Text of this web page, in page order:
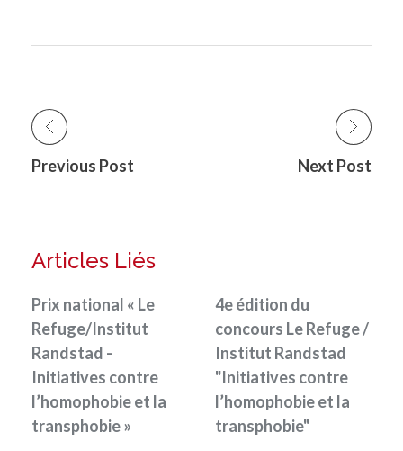
Previous Post Next Post
Articles Liés
Prix national « Le
Refuge/Institut
Randstad -
Initiatives contre
l’homophobie et la
transphobie »
4e édition du
concours Le Refuge /
Institut Randstad
"Initiatives contre
l’homophobie et la
transphobie"